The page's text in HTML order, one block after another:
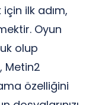
ilk adım,
Oyun
olup
Metin2
özelliğini